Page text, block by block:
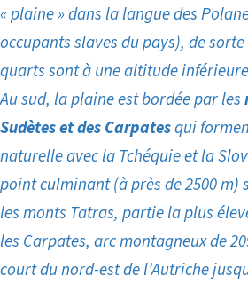
« plaine » dans la langue des
occupants slaves du pays), de
quarts sont à une altitude
Au sud, la plaine est bordée par les
Sudètes et des Carpatesqui
naturelle avec la Tchéquie et la
point culminant (à près de 2500 m)
les monts Tatras, partie la plus
les Carpates, arc montagneux de
court du nord-est de l’Autriche